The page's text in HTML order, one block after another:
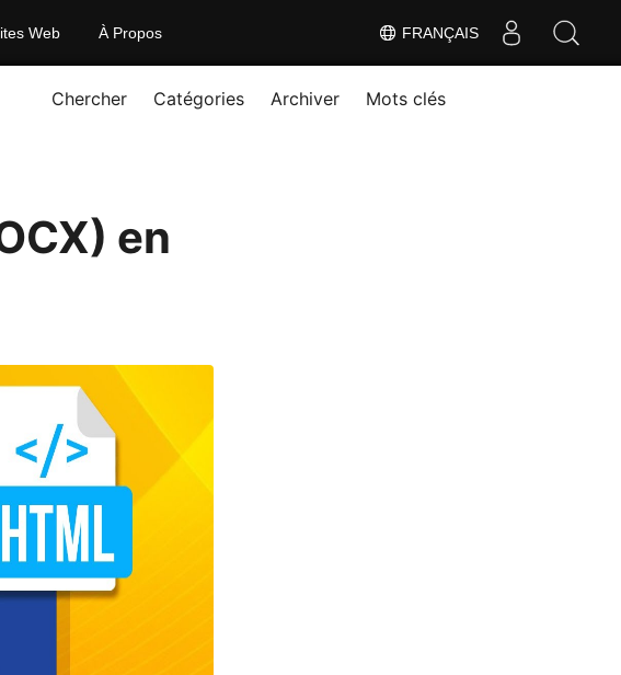
FRANÇAIS
Web À Propos
Chercher Catégories Archiver Mots clés
en